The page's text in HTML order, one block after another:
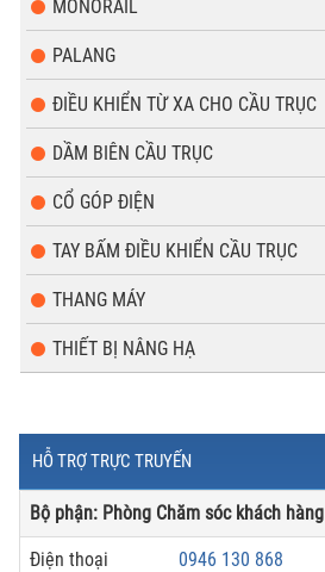
MONORAIL
PALANG
ĐIỀU KHIỂN TỪ XA CHO CẦU TRỤC
DẦM BIÊN CẦU TRỤC
CỔ GÓP ĐIỆN
TAY BẤM ĐIỀU KHIỂN CẦU TRỤC
THANG MÁY
THIẾT BỊ NÂNG HẠ
HỖ TRỢ TRỰC TRUYẾN
Bộ phận: Phòng Chăm sóc khách hàng
Điện thoại 0946 130 868